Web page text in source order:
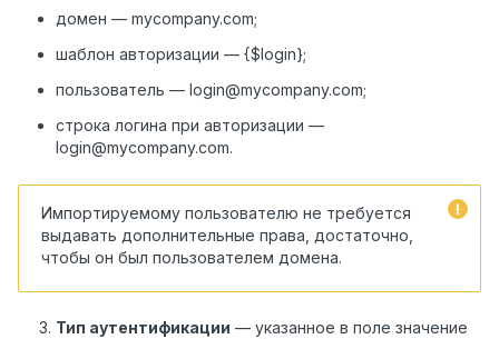
домен — mycompany.com;
шаблон авторизации — {$login};
пользователь — login@mycompany.com;
строка логина при авторизации —
login@mycompany.com.
Импортируемому пользователю не требуется
выдавать дополнительные права, достаточно,
чтобы он был пользователем домена.
Тип аутентификации — указанное в поле значение